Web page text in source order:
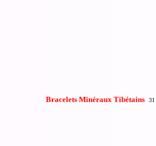
Bracelets Minéraux Tibétains 31